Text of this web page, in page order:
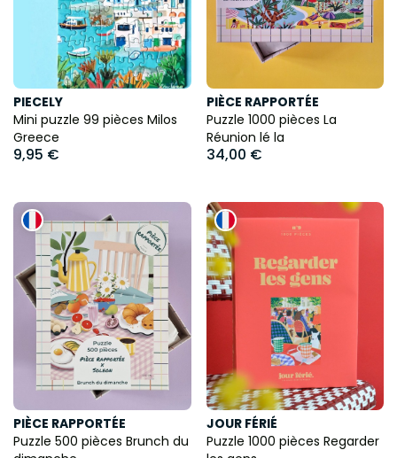
PIECELY
Mini puzzle 99 pièces Milos
Greece
9,95 €
PIÈCE RAPPORTÉE
Puzzle 1000 pièces La
Réunion lé la
34,00 €
PIÈCE RAPPORTÉE
Puzzle 500 pièces Brunch du
JOUR FÉRIÉ
Puzzle 1000 pièces Regarder